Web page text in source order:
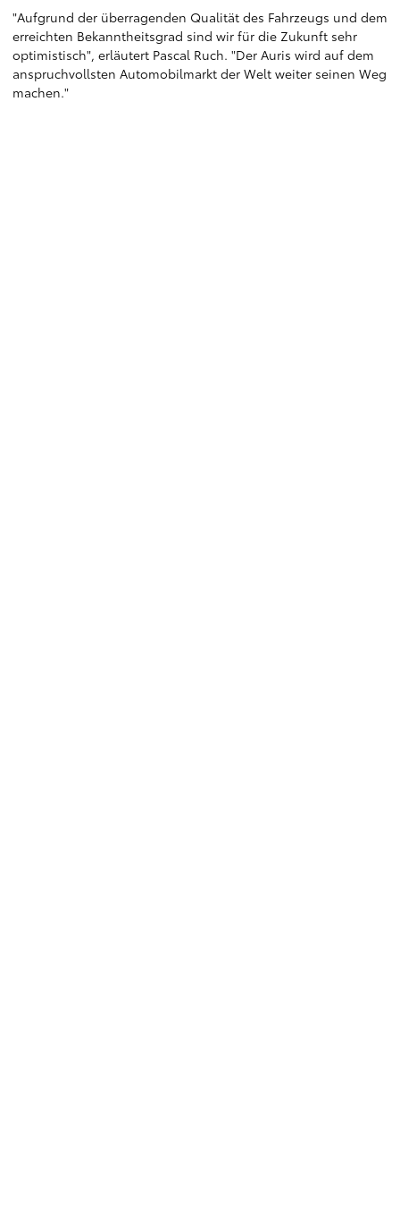
"Aufgrund der überragenden Qualität des Fahrzeugs und dem
erreichten Bekanntheitsgrad sind wir für die Zukunft sehr
optimistisch", erläutert Pascal Ruch. "Der Auris wird auf dem
anspruchvollsten Automobilmarkt der Welt weiter seinen Weg
machen."